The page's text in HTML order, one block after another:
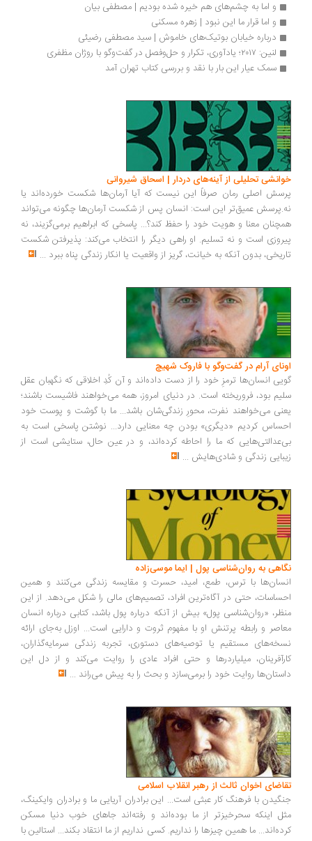
و اما به چشم‌های هم خیره شده بودیم | مصطفی بیان
و اما قرار ما این نبود | زهره مسکنی
درباره خیابان بوتیک‌های خاموش | سید مصطفی رضیئی
لنین: ۲۰۱۷؛ یادآوری، تکرار و حل‌وفصل در گفت‌وگو با روژان مظفری
سمک عیار این بار با نقد و بررسی کتاب تهران آمد
تحلیلی از آینه‌های دردار | اسحاق شیروانی
اصلی رمان صرفاً این نیست که آیا آرمان‌ها شکست خورده‌اند یا
عمیق‌تر این است: انسان پس از شکست آرمان‌ها چگونه می‌تواند
معنا و هویت خود را حفظ کند؟... پاسخی که ابراهیم برمی‌گزیند، نه
است و نه تسلیم. او راهی دیگر را انتخاب می‌کند: پذیرفتن شکست
بدون آنکه به خیانت، گریز از واقعیت یا انکار زندگی پناه ببرد...
آرام در گفت‌وگو با فاروک شهیچ‭
انسان‌ها ترمزِ خود را از دست داده‌اند و آن کُدِ اخلاقی که نگهبان عقل
بود، فروریخته است. در دنیای امروز، همه می‌خواهند فاشیست باشند؛
می‌خواهند نفرت، محورِ زندگی‌شان باشد... ما با گوشت و پوست خود
کردیم «دیگری» بودن چه معنایی دارد... نوشتن پاسخی است به
که ما را احاطه کرده‌اند، و در عین حال، ستایشی است از
زندگی و شادی‌هایش...
به روان‌شناسی پول | ایما موسی‌زاده
با ترس، طمع، امید، حسرت و مقایسه زندگی می‌کنند و همین
حتی در آگاه‌ترین افراد، تصمیم‌های مالی را شکل می‌دهد. از این
«روان‌شناسی پول» بیش از آنکه درباره پول باشد، کتابی درباره انسان
و رابطه پرتنش او با مفهوم ثروت و دارایی است... اوزل به‌جای ارائه
مستقیم یا توصیه‌های دستوری، تجربه زندگی سرمایه‌گذاران،
میلیاردرها و حتی افراد عادی را روایت می‌کند و از دل این
روایت خود را برمی‌سازد و بحث را به پیش می‌راند...
اخوان ثالث از رهبر انقلاب اسلامی
با فرهنگ کار عبثی است... این برادران آریایی ما و برادران وایکینگ،
اینکه سحرخیزتر از ما بوده‌اند و رفته‌اند جاهای خوب دنیا مسکن
ما همین چیزها را نداریم. کسی نداریم از ما انتقاد بکند... استالین با